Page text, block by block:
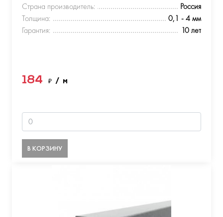
Страна производитель:
Россия
Толщина:
0,1 - 4 мм
Гарантия:
10 лет
184 ₽ / м
В КОРЗИНУ